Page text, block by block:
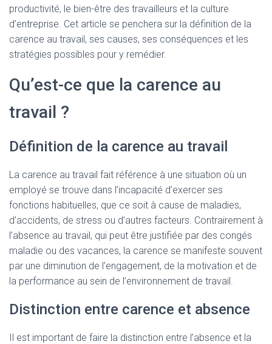
productivité, le bien-être des travailleurs et la culture
d’entreprise. Cet article se penchera sur la définition de la
carence au travail, ses causes, ses conséquences et les
stratégies possibles pour y remédier.
Qu’est-ce que la carence au
travail ?
Définition de la carence au travail
La carence au travail fait référence à une situation où un
employé se trouve dans l’incapacité d’exercer ses
fonctions habituelles, que ce soit à cause de maladies,
d’accidents, de stress ou d’autres facteurs. Contrairement à
l’absence au travail, qui peut être justifiée par des congés
maladie ou des vacances, la carence se manifeste souvent
par une diminution de l’engagement, de la motivation et de
la performance au sein de l’environnement de travail.
Distinction entre carence et absence
Il est important de faire la distinction entre l’absence et la